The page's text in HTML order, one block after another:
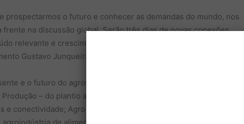
prospectarmos o futuro e conhecer as demandas do mundo, nos
frente na discussão global. Serão três dias de novas conexões,
relevante e crescimento exponencial”, afirma o Secretário de
Gustavo Junqueira.
e o futuro do agronegócio em uma experiência inédita,
– do plantio a colheita, quem faz acontecer; Agro 5.0 – as
e conectividade; Agro Excelência – com serviços financeiros,